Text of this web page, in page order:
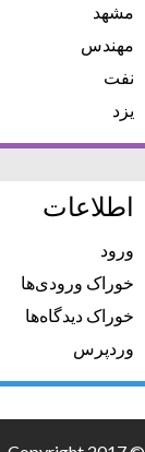
مشهد
مهندس
نفت
یزد
اطلاعات
ورود
خوراک ورودی‌ها
خوراک دیدگاه‌ها
وردپرس